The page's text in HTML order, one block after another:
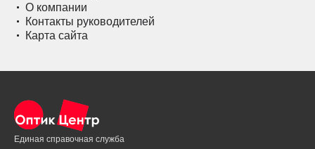
О компании
Контакты руководителей
Карта сайта
Единая справочная служба